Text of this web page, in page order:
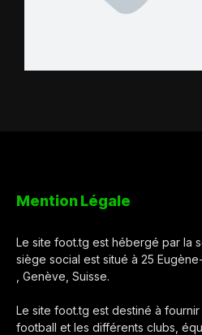
Mention Légale
Le site foot.tg est hébergé par la
siège social est situé à 25
, Genève, Suisse.
Le site foot.tg est destiné à
football et les différents clubs,